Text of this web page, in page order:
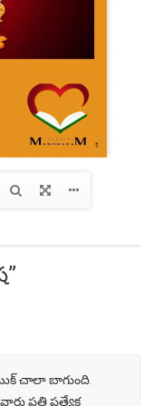
”
చాలా బాగుంది.
ప్రతి ప్రత్యేక